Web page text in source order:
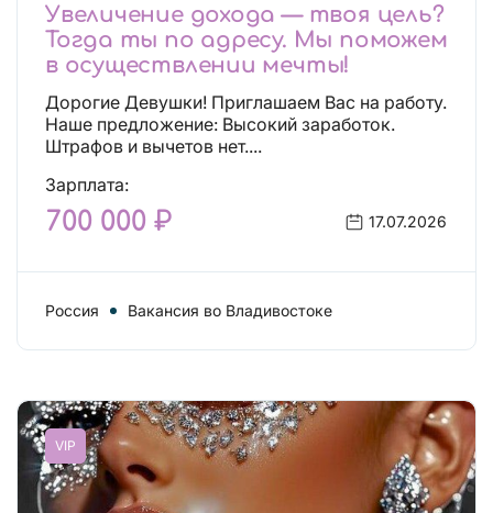
Увеличение дохода — твоя цель?
Тогда ты по адресу. Мы поможем
в осуществлении мечты!
Дорогие Девушки! Приглашаем Вас на работу.
Наше предложение: Высокий заработок.
Штрафов и вычетов нет....
Зарплата:
700 000 ₽ 17.07.2026
Россия Вакансия во Владивостоке
VIP